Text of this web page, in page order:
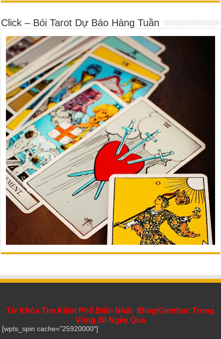
Click – Bói Tarot Dự Báo Hàng Tuần
Từ Khóa Tìm Kiếm Phổ Biến Nhất IBlogKienthuc Trong
Vòng 30 Ngày Qua
[wpts_spin cache=”25920000″]